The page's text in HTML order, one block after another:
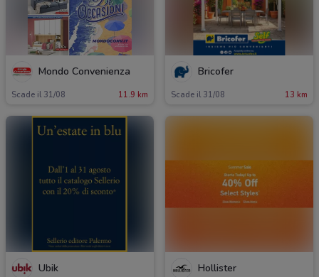
Mondo Convenienza
Scade il 31/08 11.9 km
Bricofer
Scade il 31/08 13 km
Ubik Hollister